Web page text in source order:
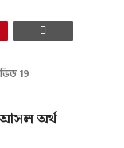
19
অর্থ